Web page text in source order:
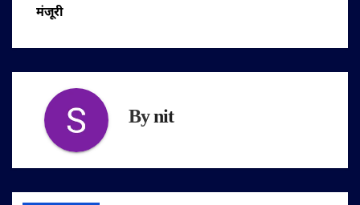
मंजूरी
Bynit